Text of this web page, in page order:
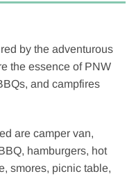
by the adventurous
the essence of PNW
and campfires
are camper van,
hamburgers, hot
smores, picnic table,